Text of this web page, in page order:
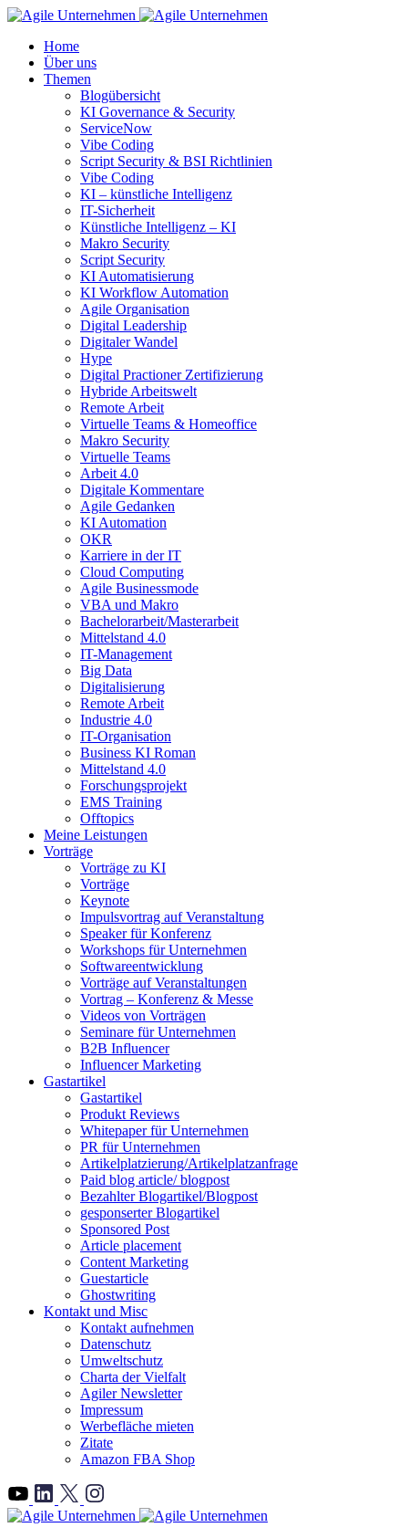
Home
Über uns
Themen
Blogübersicht
KI Governance & Security
ServiceNow
Vibe Coding
Script Security & BSI Richtlinien
Vibe Coding
KI – künstliche Intelligenz
IT-Sicherheit
Künstliche Intelligenz – KI
Makro Security
Script Security
KI Automatisierung
KI Workflow Automation
Agile Organisation
Digital Leadership
Digitaler Wandel
Hype
Digital Practioner Zertifizierung
Hybride Arbeitswelt
Remote Arbeit
Virtuelle Teams & Homeoffice
Makro Security
Virtuelle Teams
Arbeit 4.0
Digitale Kommentare
Agile Gedanken
KI Automation
OKR
Karriere in der IT
Cloud Computing
Agile Businessmode
VBA und Makro
Bachelorarbeit/Masterarbeit
Mittelstand 4.0
IT-Management
Big Data
Digitalisierung
Remote Arbeit
Industrie 4.0
IT-Organisation
Business KI Roman
Mittelstand 4.0
Forschungsprojekt
EMS Training
Offtopics
Meine Leistungen
Vorträge
Vorträge zu KI
Vorträge
Keynote
Impulsvortrag auf Veranstaltung
Speaker für Konferenz
Workshops für Unternehmen
Softwareentwicklung
Vorträge auf Veranstaltungen
Vortrag – Konferenz & Messe
Videos von Vorträgen
Seminare für Unternehmen
B2B Influencer
Influencer Marketing
Gastartikel
Gastartikel
Produkt Reviews
Whitepaper für Unternehmen
PR für Unternehmen
Artikelplatzierung/Artikelplatzanfrage
Paid blog article/ blogpost
Bezahlter Blogartikel/Blogpost
gesponserter Blogartikel
Sponsored Post
Article placement
Content Marketing
Guestarticle
Ghostwriting
Kontakt und Misc
Kontakt aufnehmen
Datenschutz
Umweltschutz
Charta der Vielfalt
Agiler Newsletter
Impressum
Werbefläche mieten
Zitate
Amazon FBA Shop
">